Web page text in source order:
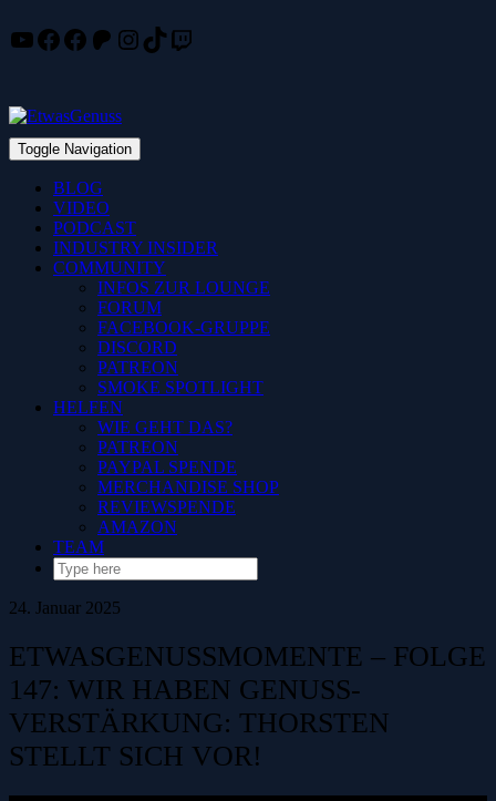
Skip
YouTube
Facebook
Facebook
Patreon
Instagram
TikTok
Twitch
Toggle Navigation
BLOG
VIDEO
PODCAST
INDUSTRY INSIDER
COMMUNITY
INFOS ZUR LOUNGE
FORUM
FACEBOOK-GRUPPE
DISCORD
PATREON
SMOKE SPOTLIGHT
HELFEN
WIE GEHT DAS?
PATREON
PAYPAL SPENDE
MERCHANDISE SHOP
REVIEWSPENDE
AMAZON
TEAM
24. Januar 2025
ETWASGENUSSMOMENTE – FOLGE
147: WIR HABEN GENUSS-
VERSTÄRKUNG: THORSTEN
STELLT SICH VOR!